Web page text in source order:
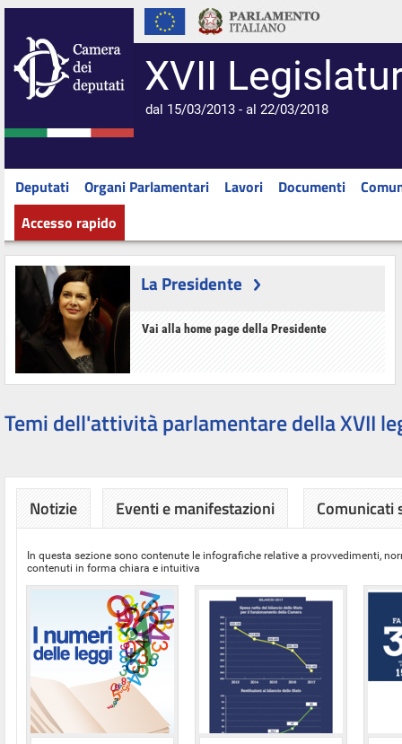
XVII
dal 15/03/2013 - al 22/03/2018
Deputati Organi Parlamentari Lavori Documenti
Accesso rapido
La Presidente
Vai alla home page della Presidente
Temi dell'attività parlamentare della XVII
Notizie Eventi e manifestazioni Comunicati
In questa sezione sono contenute le infografiche relative a provvedimenti,
contenuti in forma chiara e intuitiva